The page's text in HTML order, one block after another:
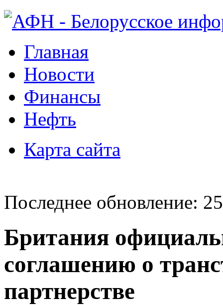
Главная
Новости
Финансы
Нефть
Карта сайта
Последнее обновление:
Британия
соглашению о
партнерстве